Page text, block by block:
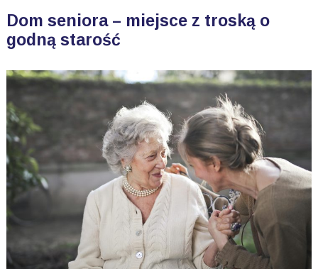
Dom seniora – miejsce z troską o
godną starość